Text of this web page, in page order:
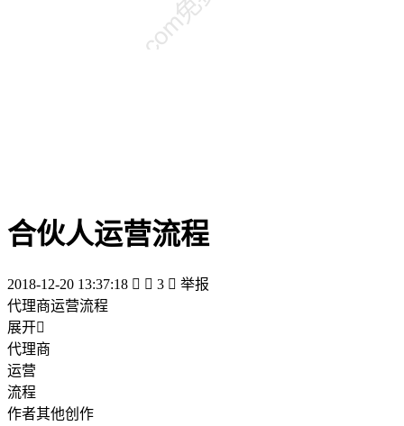
合伙人运营流程
2018-12-20 13:37:18   3  举报
代理商运营流程
展开
代理商
运营
流程
作者其他创作